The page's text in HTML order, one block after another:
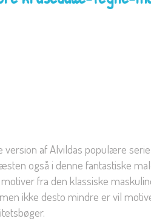
version af Alvildas populære
også i denne fantastiske
fra den klassiske
ikke desto mindre er vil